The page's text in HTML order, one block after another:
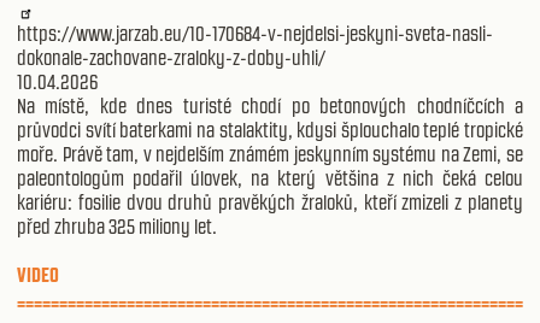
https://www.jarzab.eu/10-170684-v-nejdelsi-jeskyni-sveta-nasli-
dokonale-zachovane-zraloky-z-doby-uhli/
10.04.2026
Na místě, kde dnes turisté chodí po betonových chodníčcích a
průvodci svítí baterkami na stalaktity, kdysi šplouchalo teplé tropické
moře. Právě tam, v nejdelším známém jeskynním systému na Zemi, se
paleontologům podařil úlovek, na který většina z nich čeká celou
kariéru: fosilie dvou druhů pravěkých žraloků, kteří zmizeli z planety
před zhruba 325 miliony let.
VIDEO
============================================================